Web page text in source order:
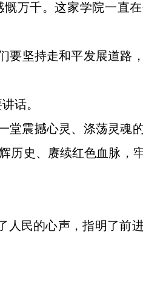
万千。这家学院一直
要坚持走和平发展道路
话。
堂震撼心灵、涤荡灵魂
历史、赓续红色血脉，
人民的心声，指明了前